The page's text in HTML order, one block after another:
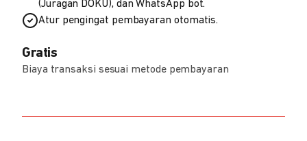
(Juragan DOKU), dan WhatsApp bot.
Atur pengingat pembayaran otomatis.
Gratis
Biaya transaksi sesuai metode pembayaran